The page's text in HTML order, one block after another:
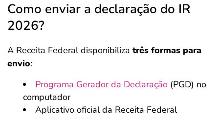
Como enviar a declaração do IR
2026?
A Receita Federal disponibiliza três formas para
envio:
Programa Gerador da Declaração (PGD) no
computador
Aplicativo oficial da Receita Federal